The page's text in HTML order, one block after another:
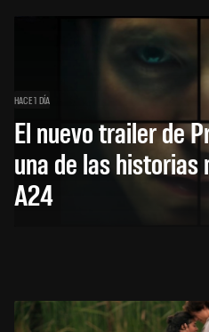
HACE 1 DÍA
El nuevo trailer de
una de las historias
A24